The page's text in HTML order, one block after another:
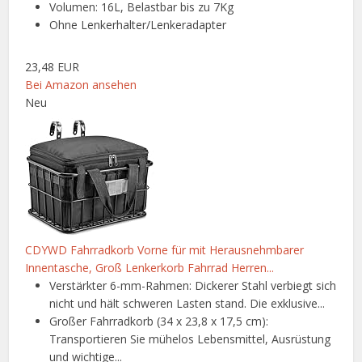
Volumen: 16L, Belastbar bis zu 7Kg
Ohne Lenkerhalter/Lenkeradapter
23,48 EUR
Bei Amazon ansehen
Neu
CDYWD Fahrradkorb Vorne für mit Herausnehmbarer
Innentasche, Groß Lenkerkorb Fahrrad Herren...
Verstärkter 6-mm-Rahmen: Dickerer Stahl verbiegt sich
nicht und hält schweren Lasten stand. Die exklusive...
Großer Fahrradkorb (34 x 23,8 x 17,5 cm):
Transportieren Sie mühelos Lebensmittel, Ausrüstung
und wichtige...